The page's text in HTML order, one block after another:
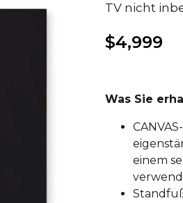
TV nicht
$4,999
Was Sie
einem